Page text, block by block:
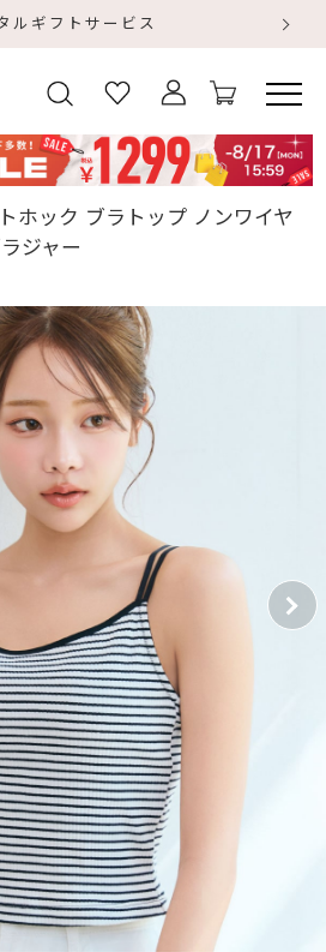
ルギフトサービス
ホック ブラトップ ノンワイヤ
ジャー